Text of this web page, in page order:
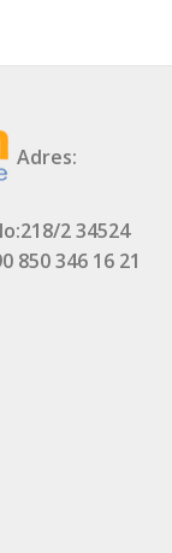
Adres:
2 34524
850 346 16 21